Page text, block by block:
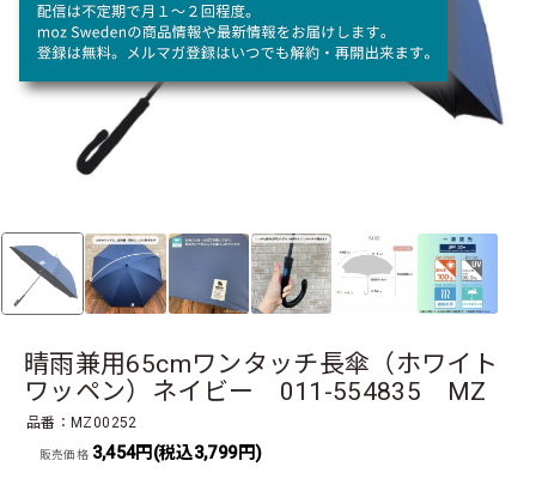
晴雨兼用65cmワンタッチ長傘（ホワイト
ワッペン）ネイビー 011-554835 MZ
品番：MZ00252
販売価格 3,454円(税込3,799円)